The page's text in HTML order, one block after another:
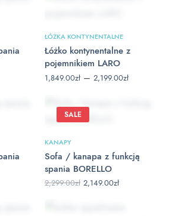
ŁÓŻKA KONTYNENTALNE
Łóżko kontynentalne z
pojemnikiem LARO
1,849.00zł – 2,199.00złZakres
SALE
KANAPY
Sofa / kanapa z funkcją
spania BORELLO
2,299.00zł Pierwotna
cena
2,149.00złAktualna